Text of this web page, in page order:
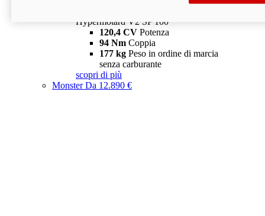
Hypermotard V2 SP 100
120,4 CV Potenza
94 Nm Coppia
177 kg Peso in ordine di marcia
senza carburante
scopri di più
MonsterDa 12.890 €